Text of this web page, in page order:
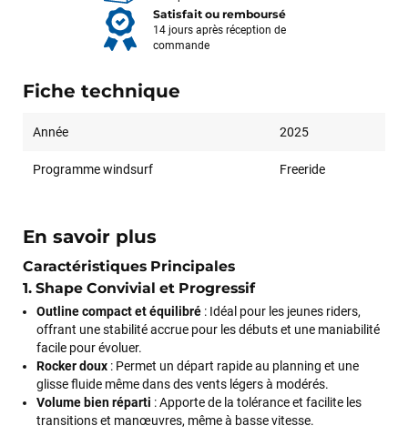
Satisfait ou remboursé
14 jours après réception de
commande
Fiche technique
Année 2025
Programme windsurf Freeride
En savoir plus
Caractéristiques Principales
1. Shape Convivial et Progressif
Outline compact et équilibré : Idéal pour les jeunes riders,
offrant une stabilité accrue pour les débuts et une maniabilité
facile pour évoluer.
Rocker doux : Permet un départ rapide au planning et une
glisse fluide même dans des vents légers à modérés.
Volume bien réparti : Apporte de la tolérance et facilite les
transitions et manœuvres, même à basse vitesse.